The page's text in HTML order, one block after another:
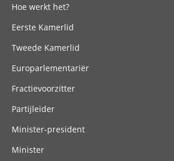
Hoe werkt het?
Eerste Kamerlid
Tweede Kamerlid
Europarlementariër
Fractievoorzitter
Partijleider
Minister-president
Minister